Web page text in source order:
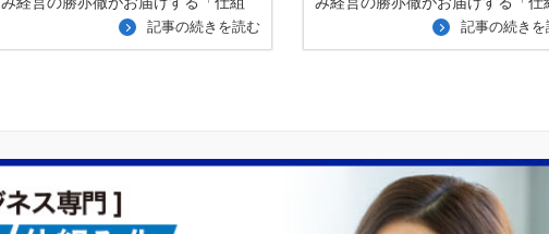
記事の続きを読む 記事の続きを